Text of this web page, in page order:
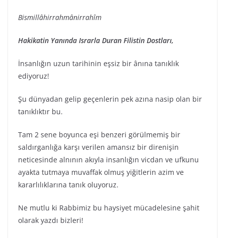
Bismillâhirrahmânirrahîm
Hakikatin Yanında Israrla Duran Filistin Dostları,
İnsanlığın uzun tarihinin eşsiz bir ânına tanıklık
ediyoruz!
Şu dünyadan gelip geçenlerin pek azına nasip olan bir
tanıklıktır bu.
Tam 2 sene boyunca eşi benzeri görülmemiş bir
saldırganlığa karşı verilen amansız bir direnişin
neticesinde alnının akıyla insanlığın vicdan ve ufkunu
ayakta tutmaya muvaffak olmuş yiğitlerin azim ve
kararlılıklarına tanık oluyoruz.
Ne mutlu ki Rabbimiz bu haysiyet mücadelesine şahit
olarak yazdı bizleri!